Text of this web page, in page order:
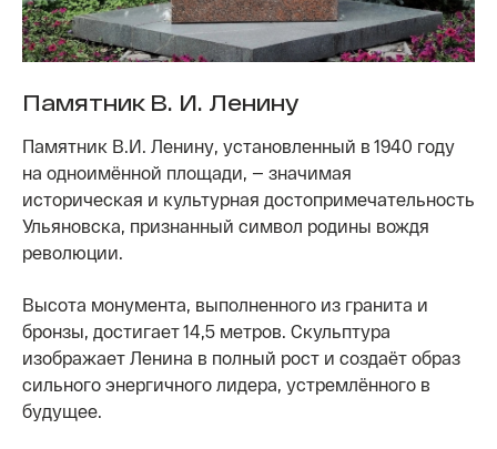
Памятник В. И. Ленину
Памятник В.И. Ленину, установленный в 1940 году
на одноимённой площади, — значимая
историческая и культурная достопримечательность
Ульяновска, признанный символ родины вождя
революции.
Высота монумента, выполненного из гранита и
бронзы, достигает 14,5 метров. Скульптура
изображает Ленина в полный рост и создаёт образ
сильного энергичного лидера, устремлённого в
будущее.